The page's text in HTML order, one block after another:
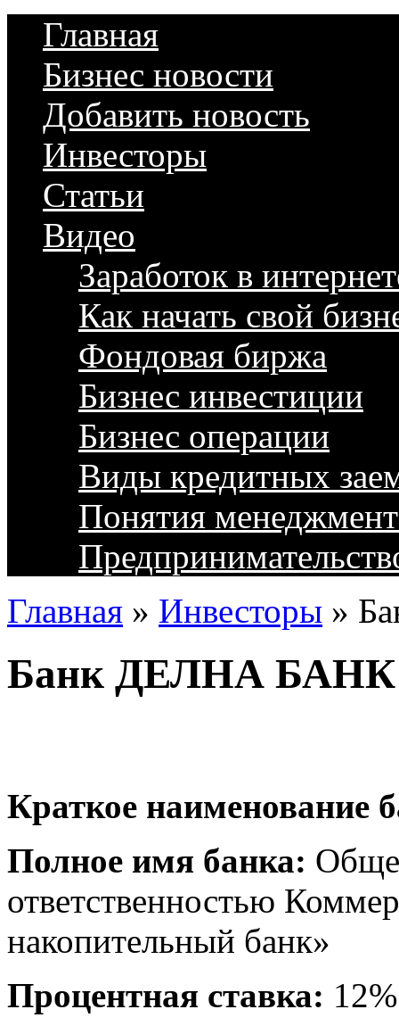
Главная
Бизнес новости
Добавить новость
Инвесторы
Статьи
Видео
Заработок в
Как начать свой
Фондовая биржа
Бизнес инвестиции
Бизнес операции
Виды кредитных
Понятия
Главная » Инвесторы »
Банк ДЕЛНА БАНК
Краткое наименование
Полное имя банка:
ответственностью
накопительный банк»
Процентная ставка: 12%